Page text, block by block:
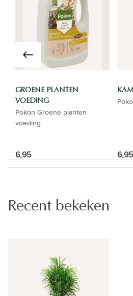
GROENE PLANTEN
VOEDING
Pokon Groene planten
voeding
6,95 6,95
Recent bekeken